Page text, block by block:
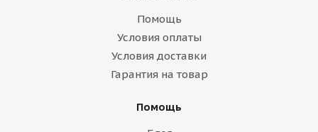
Помощь
Условия оплаты
Условия доставки
Гарантия на товар
Помощь